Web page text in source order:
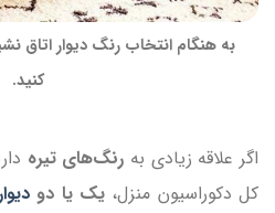
به هنگام انتخاب رنگ دیوار اتاق
کنید.
اگر علاقه زیادی به رنگ‌های تیره
کل دکوراسیون منزل، یک یا دو دیوار